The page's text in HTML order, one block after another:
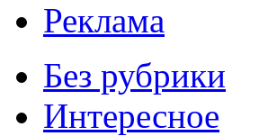
Реклама
Без рубрики
Интересное